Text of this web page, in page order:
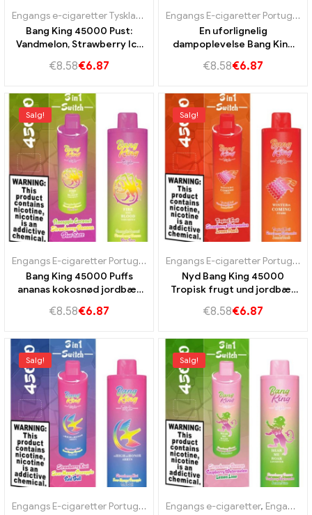
Engangs e-cigaretter Tyskland Engangs E-cigaretter Portugal,
Bang King 45000 Pust:
Vandmelon, Strawberry Ice
en ultimativ
€8.58€6.87
Engangs E-cigaretter Portugal
En uforlignelig
dampoplevelse Bang King
Vanilla Coke,Blåbær
€8.58€6.87
Salg!
Engangs E-cigaretter Portugal Engangs e-cigaretter Slovakiet,
Bang King 45000 Puffs
ananas kokosnød jordbær
uforlignelig dampoplevelse
€8.58€6.87
Salg!
Engangs E-cigaretter Portugal
Nyd Bang King 45000
Tropisk frugt und jordbær
fersken,Kæmpe kapacitet
€8.58€6.87
Salg!
Engangs E-cigaretter Portugal Engangs e-cigaretter Slovakiet,
Salg!
Engangs e-cigaretter, Engangs e-cigaretter Bulgarien